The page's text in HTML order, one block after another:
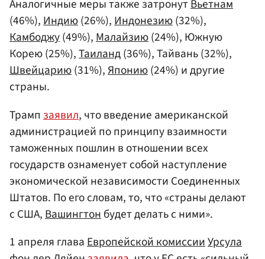
Аналогичные меры также затронутВьетнам
(46%),Индию(26%),Индонезию(32%),
Камбоджу(49%),Малайзию(24%), Южную
Корею (25%),Таиланд(36%), Тайвань (32%),
Швейцарию(31%),Японию(24%) и другие
страны.
Трамп заявил, что введение американской
администрацией по принципу взаимности
таможенных пошлин в отношении всех
государств ознаменует собой наступление
экономической независимости Соединенных
Штатов. По его словам, то, что «страны делают
с США, Вашингтон будет делать с ними».
1 апреля главаЕвропейской комиссииУрсула